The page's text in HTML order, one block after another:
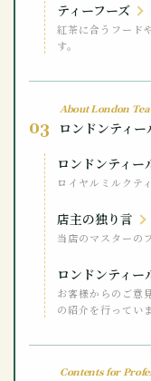
ティーフーズ
紅茶に合うフード
す。
About London
03
ロンドンティ
ロンドンティー
ロイヤルミルクテ
店主の独り言
当店のマスターの
ロンドンティー
お客様からのご意
の紹介を行っていま
Contents for